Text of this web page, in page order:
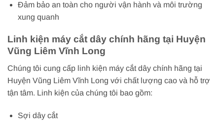
Đảm bảo an toàn cho người vận hành và môi trường
xung quanh
Linh kiện máy cắt dây chính hãng tại Huyện
Vũng Liêm Vĩnh Long
Chúng tôi cung cấp linh kiện máy cắt dây chính hãng tại
Huyện Vũng Liêm Vĩnh Long với chất lượng cao và hỗ trợ
tận tâm. Linh kiện của chúng tôi bao gồm:
Sợi dây cắt